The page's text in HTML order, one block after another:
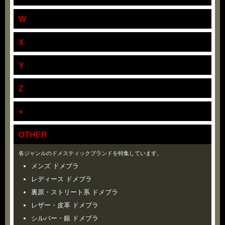
W
X
Y
Z
+
OTHER
各ジャンルのドメスティックブランドを特集しています。
メンズ ドメブラ
レディース ドメブラ
裏原・ストリート系 ドメブラ
レザー・皮革 ドメブラ
シルバー・銀 ドメブラ